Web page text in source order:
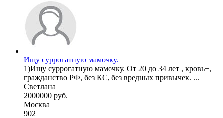
Ищу суррогатную мамочку.
1)Ищу суррогатную мамочку. От 20 до 34 лет , кровь+,
гражданство РФ, без КС, без вредных привычек. ...
Светлана
2000000 руб.
Москва
902